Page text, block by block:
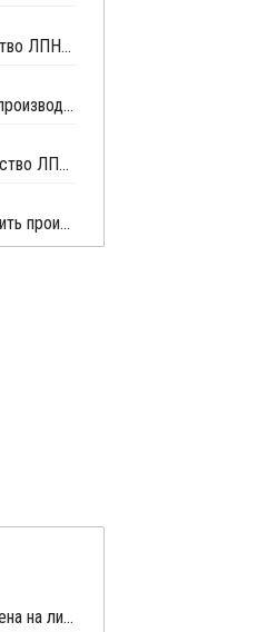
Shanghai Secco возобновила производство ЛПНП в Шанхае после ремонта
Zhejiang Petrochemical запустит новое производство ПВД/ЭВА в первом квартале 2026 года
Wanhua Chemical возобновила производство ЛПНП после профилактики
ZPC планирует в начале июля возобновить производство
ZPC возобновила производство бутадиена на линии №1 в Китае